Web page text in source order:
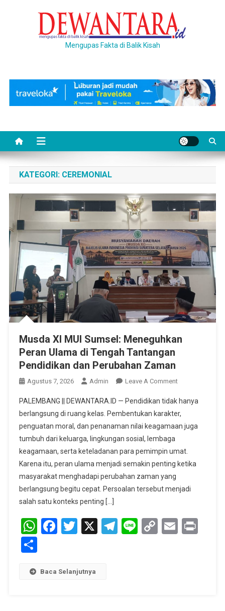
Mengupas Fakta di Balik Kisah
KATEGORI: CEREMONIAL
Musda XI MUI Sumsel: Meneguhkan
Peran Ulama di Tengah Tantangan
Pendidikan dan Perubahan Zaman
Agustus 7, 2026 Admin Leave A CommentOn
XI
MUI
Sumsel:
Peran
Ulama
Tengah
Dan
Perubahan
PALEMBANG || DEWANTARA.ID — Pendidikan tidak hanya
berlangsung di ruang kelas. Pembentukan karakter,
penguatan moral, dan penanaman nilai keagamaan juga
tumbuh dari keluarga, lingkungan sosial, lembaga
keagamaan, serta keteladanan para pemimpin umat.
Karena itu, peran ulama menjadi semakin penting ketika
masyarakat menghadapi perubahan zaman yang
berlangsung begitu cepat. Persoalan tersebut menjadi
salah satu konteks penting […]
WhatsApp
Facebook
Twitter
X Telegram
LineCopyEmail
Share
Baca Selanjutnya